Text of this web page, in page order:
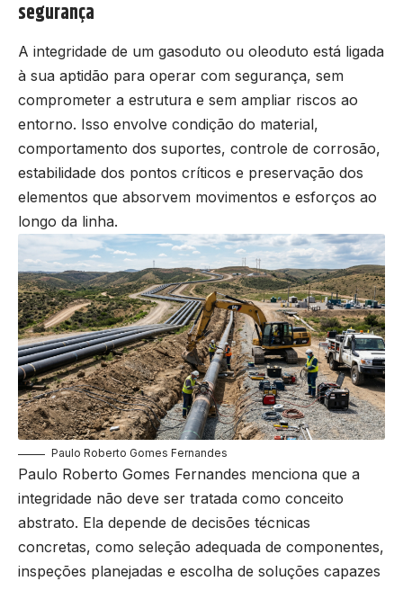
segurança
A integridade de um gasoduto ou oleoduto está ligada
à sua aptidão para operar com segurança, sem
comprometer a estrutura e sem ampliar riscos ao
entorno. Isso envolve condição do material,
comportamento dos suportes, controle de corrosão,
estabilidade dos pontos críticos e preservação dos
elementos que absorvem movimentos e esforços ao
longo da linha.
Paulo Roberto Gomes Fernandes
Paulo Roberto Gomes Fernandes menciona que a
integridade não deve ser tratada como conceito
abstrato. Ela depende de decisões técnicas
concretas, como seleção adequada de componentes,
inspeções planejadas e escolha de soluções capazes